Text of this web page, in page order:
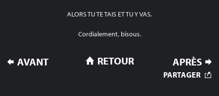
ALORS TU TE TAIS ET TU Y VAS.
Cordialement, bisous.
NAVIGATION
DE
AVANT APRÈS
RETOUR
PARTAGER